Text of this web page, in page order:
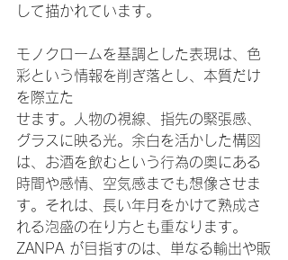
して描かれています。
モノクロームを基調とした表現は、色
彩という情報を削ぎ落とし、本質だけ
を際立た
せます。人物の視線、指先の緊張感、
グラスに映る光。余白を活かした構図
は、お酒を飲むという行為の奥にある
時間や感情、空気感までも想像させま
す。それは、長い年月をかけて熟成さ
れる泡盛の在り方とも重なります。
ZANPA が目指すのは、単なる輸出や販